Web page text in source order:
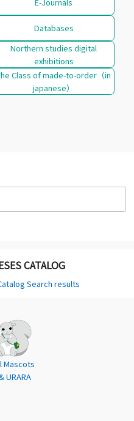
Databases
Northern studies digital
exhibitions
Class of made-to-order（in
japanese）
CATALOG
Search results
Mascots
URARA